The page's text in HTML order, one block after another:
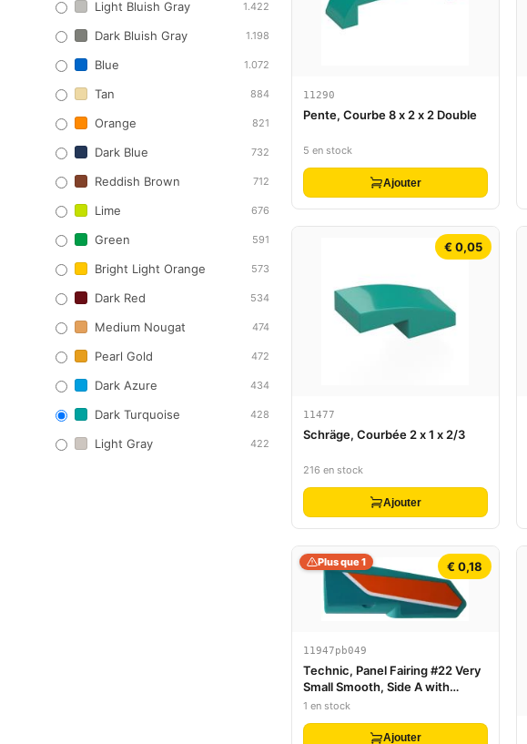
Light Bluish Gray 1.422
Dark Bluish Gray 1.198
Blue 1.072
Tan 884
Orange 821
Dark Blue 732
Reddish Brown 712
Lime 676
Green 591
Bright Light Orange 573
Dark Red 534
Medium Nougat 474
Pearl Gold 472
Dark Azure 434
Dark Turquoise 428
Light Gray 422
11290
Pente, Courbe 8 x 2 x 2 Double
5 en stock
Ajouter
€ 0,05
11477
Schräge, Courbée 2 x 1 x 2/3
216 en stock
Ajouter
€ 0,18
Plus que 1
11947pb049
Technic, Panel Fairing #22 Very
Small Smooth, Side A with
Orange and White Stripes
1 en stock
Ajouter